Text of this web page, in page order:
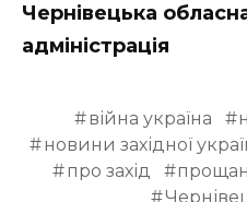
Чернівецька
адміністрація
війна україна
новини західної
про захід